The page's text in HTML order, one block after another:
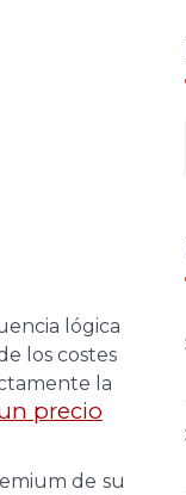
lógica
los costes
la
precio
de su